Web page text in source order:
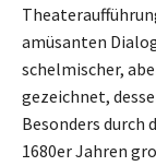
amüsanten
schelmischer,
gezeichnet,
Besonders durch
1680er Jahren